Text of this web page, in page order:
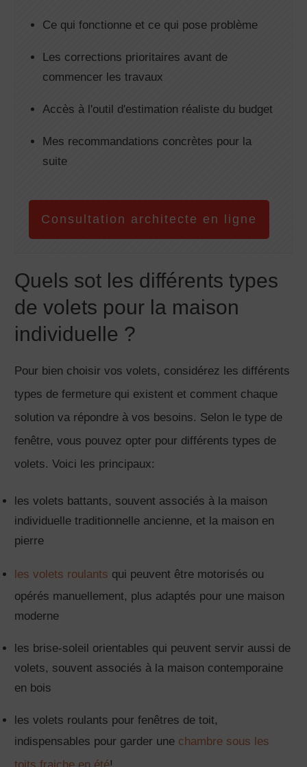
Ce qui fonctionne et ce qui pose problème
Les corrections prioritaires avant de
commencer les travaux
Accès à l'outil d'estimation réaliste du budget
Mes recommandations concrètes pour la
suite
Consultation architecte en ligne
Quels sot les différents types
de volets pour la maison
individuelle ?
Pour bien choisir vos volets, considérez les différents
types de fermeture qui existent et comment chaque
solution va répondre à vos besoins. Selon le type de
fenêtre, vous pouvez opter pour différents types de
volets. Voici les principaux:
les volets battants, souvent associés à la maison
individuelle traditionnelle ancienne, et la maison en
pierre
les volets roulants qui peuvent être motorisés ou
opérés manuellement, plus adaptés pour une maison
moderne
les brise-soleil orientables qui peuvent servir aussi de
volets, souvent associés à la maison contemporaine
en bois
les volets roulants pour fenêtres de toit,
indispensables pour garder une chambre sous les